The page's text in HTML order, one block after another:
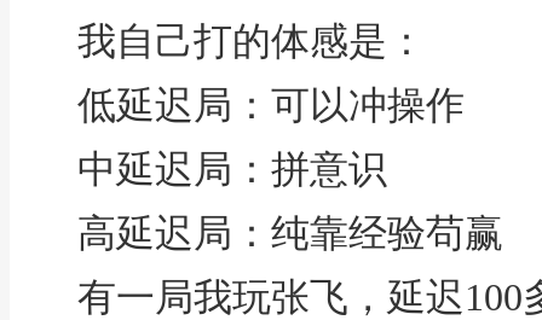
我自己打的体感是：
低延迟局：可以冲操作
中延迟局：拼意识
高延迟局：纯靠经验苟赢
有一局我玩张飞，延迟100